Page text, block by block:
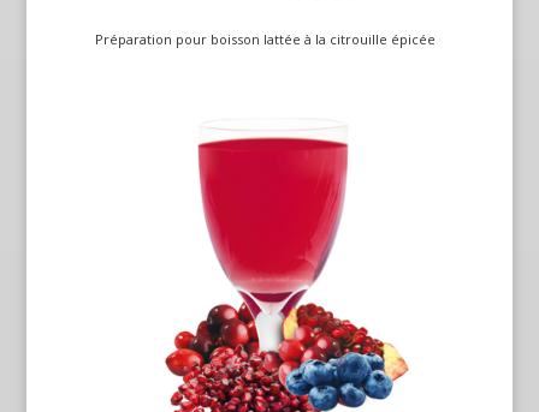
Préparation pour boisson lattée à la citrouille épicée